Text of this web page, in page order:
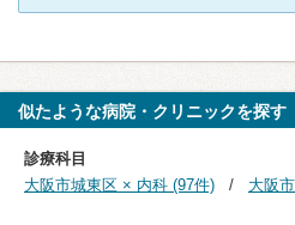
似たような病院・クリニックを探す
診療科目
大阪市城東区 × 内科 (97件)
大阪